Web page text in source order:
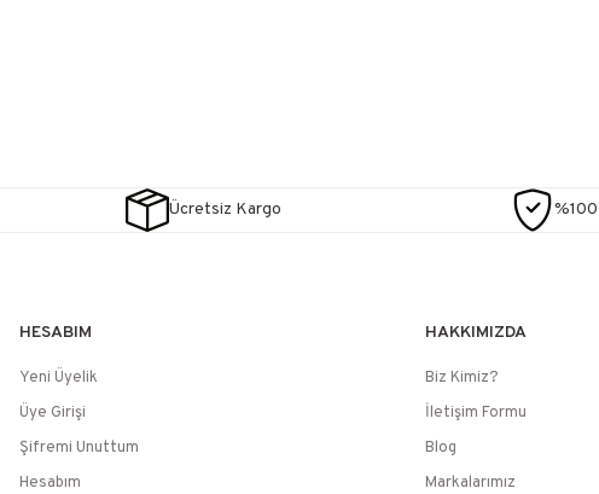
Ücretsiz Kargo
HESABIM
Yeni Üyelik
Üye Girişi
Şifremi Unuttum
Hesabım
HAKKIMIZDA
Biz Kimiz?
İletişim Formu
Blog
Markalarımız